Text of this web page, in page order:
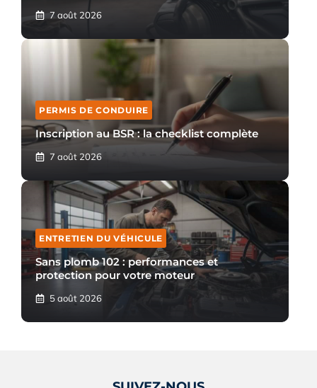
7 août 2026
PERMIS DE CONDUIRE
Inscription au BSR : la checklist complète
7 août 2026
ENTRETIEN DU VÉHICULE
Sans plomb 102 : performances et
protection pour votre moteur
5 août 2026